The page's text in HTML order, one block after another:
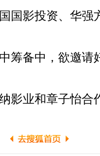
影投资、华强
备中，欲邀请
业和章子怡合